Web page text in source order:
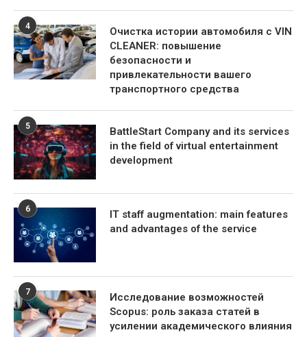
4
Очистка истории автомобиля с VIN
CLEANER: повышение
безопасности и
привлекательности вашего
транспортного средства
5
BattleStart Company and its services
in the field of virtual entertainment
development
6
IT staff augmentation: main features
and advantages of the service
7
Исследование возможностей
Scopus: роль заказа статей в
усилении академического влияния